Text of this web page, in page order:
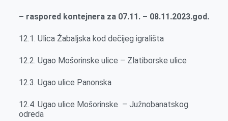
– raspored kontejnera za 07.11. – 08.11.2023.god.
12.1. Ulica Žabaljska kod dečijeg igrališta
12.2. Ugao Mošorinske ulice – Zlatiborske ulice
12.3. Ugao ulice Panonska
12.4. Ugao ulice Mošorinske – Južnobanatskog
odreda